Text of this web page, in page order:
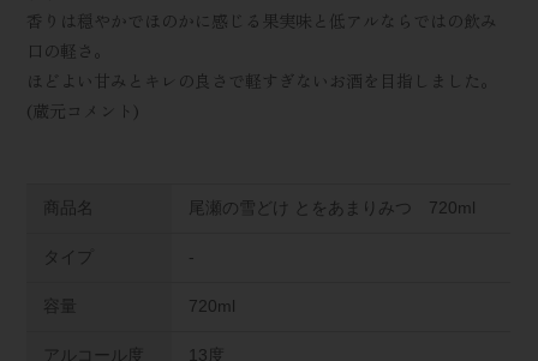
香りは穏やかでほのかに感じる果実味と低アルならではの飲み
口の軽さ。
ほどよい甘みとキレの良さで軽すぎないお酒を目指しました。
(蔵元コメント)
商品名 尾瀬の雪どけ とをあまりみつ 720ml
タイプ -
容量 720ml
アルコール度
13度